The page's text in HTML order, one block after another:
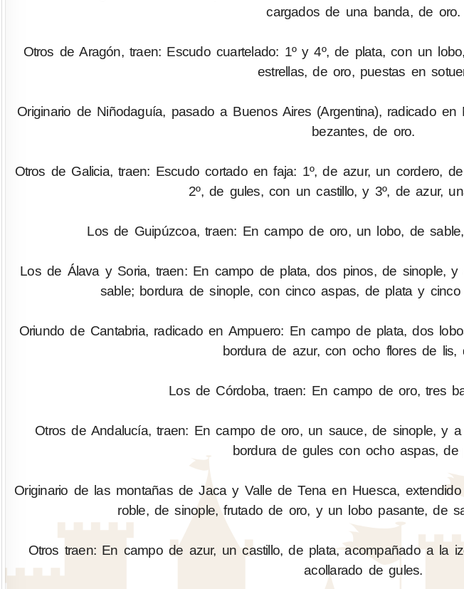
cargados de una banda, de oro.
Otros de Aragón, traen: Escudo cuartelado: 1º y 4º, de plata, con un
estrellas, de oro, puestas en
Originario de Niñodaguía, pasado a Buenos Aires (Argentina), radicado
bezantes, de oro.
Otros de Galicia, traen: Escudo cortado en faja: 1º, de azur, un cordero,
2º, de gules, con un castillo, y 3º, de azur,
Los de Guipúzcoa, traen: En campo de oro, un lobo, de
Los de Álava y Soria, traen: En campo de plata, dos pinos, de sinople,
sable; bordura de sinople, con cinco aspas, de plata y cinco
Oriundo de Cantabria, radicado en Ampuero: En campo de plata, dos
bordura de azur, con ocho flores de lis,
Los de Córdoba, traen: En campo de oro, tres
Otros de Andalucía, traen: En campo de oro, un sauce, de sinople, y
bordura de gules con ocho aspas, de
Originario de las montañas de Jaca y Valle de Tena en Huesca,
roble, de sinople, frutado de oro, y un lobo pasante, de
Otros traen: En campo de azur, un castillo, de plata, acompañado a la
acollarado de gules.